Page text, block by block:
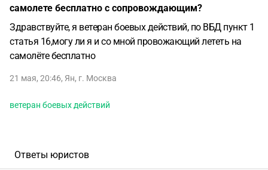
самолете бесплатно с сопровождающим?
Здравствуйте, я ветеран боевых действий, по ВБД пункт 1
статья 16,могу ли я и со мной провожающий лететь на
самолёте бесплатно
21 мая, 20:46, Ян, г. Москва
ветеран боевых действий
Ответы юристов